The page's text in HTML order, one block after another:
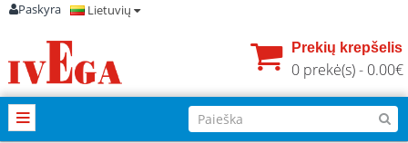
Paskyra Lietuvių
Prekių krepšelis
0 prekė(s) - 0.00€